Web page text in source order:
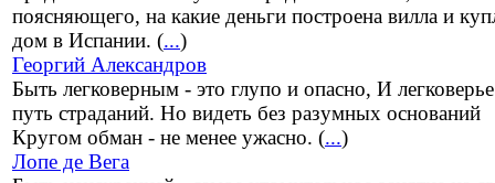
поясняющего, на какие деньги построена вилла и
дом в Испании. (...)
Георгий Александров
Быть легковерным - это глупо и опасно, И
путь страданий. Но видеть без разумных оснований
Кругом обман - не менее ужасно. (...)
Лопе де Вега